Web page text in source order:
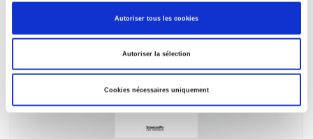
Autoriser tous les cookies
Autoriser la sélection
Cookies nécessaires uniquement